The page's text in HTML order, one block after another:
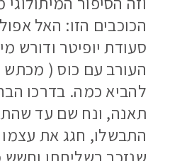
הכוכבים הזו: האל
סעודת יופיטר ודורש
העורב עם כוס ( מכתש
להביא כמה. בדרכו
תאנה, ונח שם עד
התבשלו, חגג את עצמו
שנזכר בשליחתו